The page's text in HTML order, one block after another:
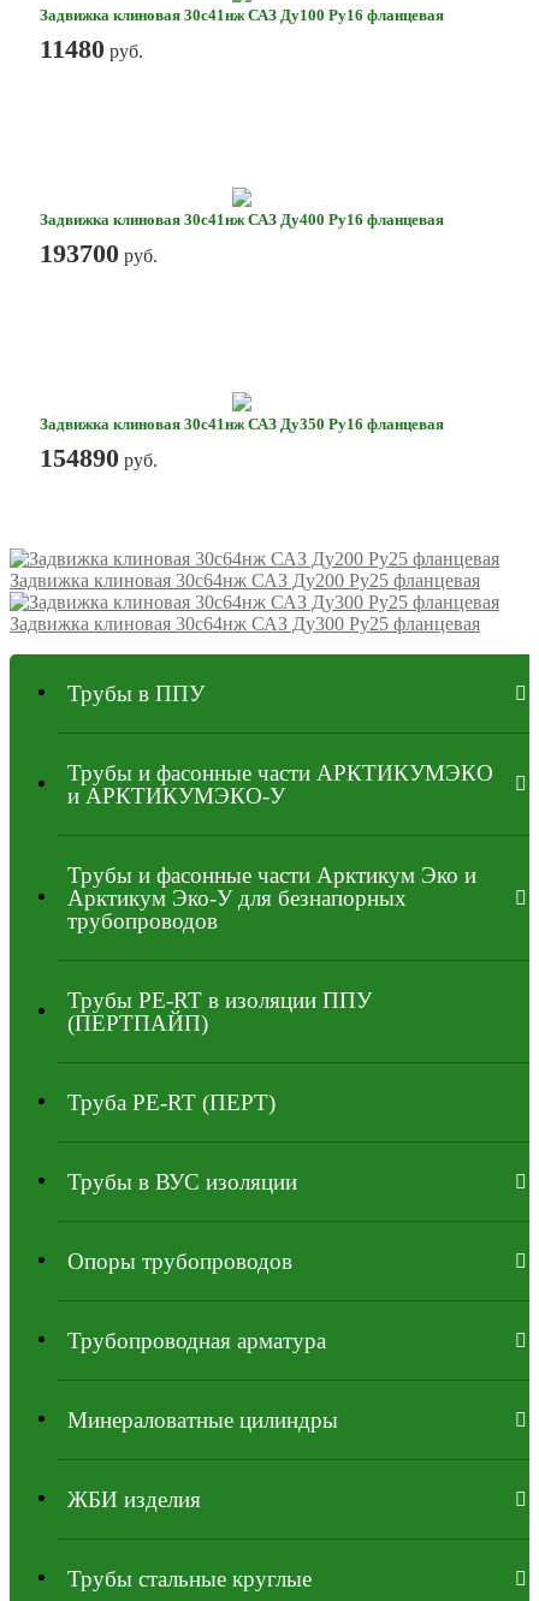
Задвижка клиновая 30с41нж САЗ Ду100 Ру16 фланцевая
11480 руб.
Задвижка клиновая 30с41нж САЗ Ду400 Ру16 фланцевая
193700 руб.
Задвижка клиновая 30с41нж САЗ Ду350 Ру16 фланцевая
154890 руб.
Задвижка клиновая 30с64нж САЗ Ду200 Ру25 фланцевая
Задвижка клиновая 30с64нж САЗ Ду300 Ру25 фланцевая
Трубы в ППУ
Трубы и фасонные части АРКТИКУМЭКО
и АРКТИКУМЭКО-У
Трубы и фасонные части Арктикум Эко и
Арктикум Эко-У для безнапорных
трубопроводов
Трубы PE-RT в изоляции ППУ
(ПЕРТПАЙП)
⁠Трубa PE-RT (ПЕРТ)
Трубы в ВУС изоляции
Опоры трубопроводов
Трубопроводная арматура
Минераловатные цилиндры
ЖБИ изделия
Трубы стальные круглые